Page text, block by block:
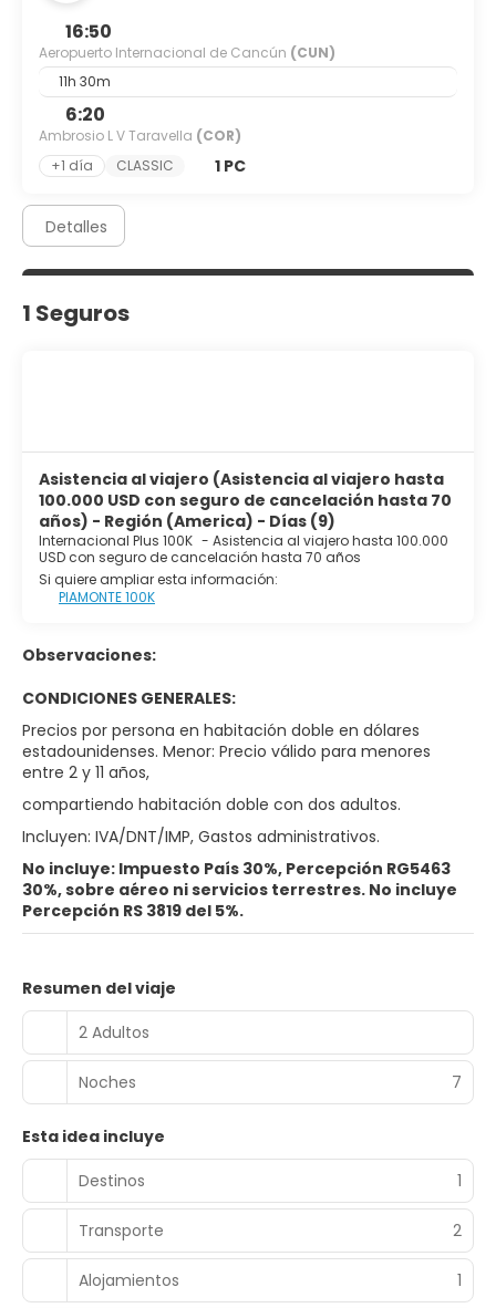
16:50
Aeropuerto Internacional de Cancún (CUN)
11h 30m
6:20
Ambrosio L V Taravella (COR)
+1 día
CLASSIC 1 PC
Detalles
1 Seguros
Asistencia al viajero (Asistencia al viajero hasta
100.000 USD con seguro de cancelación hasta 70
años) - Región (America) - Días (9)
Internacional Plus 100K - Asistencia al viajero hasta 100.000
USD con seguro de cancelación hasta 70 años
Si quiere ampliar esta información:
PIAMONTE 100K
Observaciones:
CONDICIONES GENERALES:
Precios por persona en habitación doble en dólares
estadounidenses. Menor: Precio válido para menores
entre 2 y 11 años,
compartiendo habitación doble con dos adultos.
Incluyen: IVA/DNT/IMP, Gastos administrativos.
No incluye: Impuesto País 30%, Percepción RG5463
30%, sobre aéreo ni servicios terrestres. No incluye
Percepción RS 3819 del 5%.
Resumen del viaje
2 Adultos
Noches 7
Esta idea incluye
Destinos
1
Transporte 2
Alojamientos 1